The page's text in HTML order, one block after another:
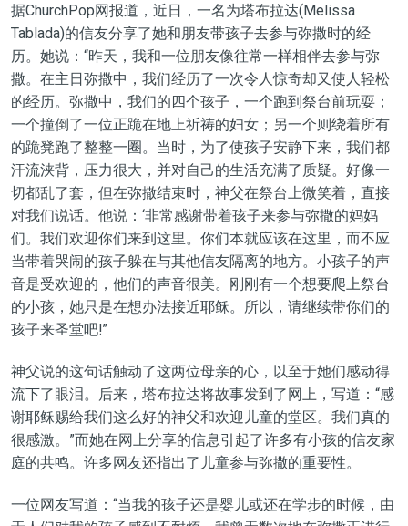
据ChurchPop网报道，近日，一名为塔布拉达(Melissa
Tablada)的信友分享了她和朋友带孩子去参与弥撒时的经
历。她说：“昨天，我和一位朋友像往常一样相伴去参与弥
撒。在主日弥撒中，我们经历了一次令人惊奇却又使人轻松
的经历。弥撒中，我们的四个孩子，一个跑到祭台前玩耍；
一个撞倒了一位正跪在地上祈祷的妇女；另一个则绕着所有
的跪凳跑了整整一圈。当时，为了使孩子安静下来，我们都
汗流浃背，压力很大，并对自己的生活充满了质疑。好像一
切都乱了套，但在弥撒结束时，神父在祭台上微笑着，直接
对我们说话。他说：‘非常感谢带着孩子来参与弥撒的妈妈
们。我们欢迎你们来到这里。你们本就应该在这里，而不应
当带着哭闹的孩子躲在与其他信友隔离的地方。小孩子的声
音是受欢迎的，他们的声音很美。刚刚有一个想要爬上祭台
的小孩，她只是在想办法接近耶稣。所以，请继续带你们的
孩子来圣堂吧!”
神父说的这句话触动了这两位母亲的心，以至于她们感动得
流下了眼泪。后来，塔布拉达将故事发到了网上，写道：“感
谢耶稣赐给我们这么好的神父和欢迎儿童的堂区。我们真的
很感激。”而她在网上分享的信息引起了许多有小孩的信友家
庭的共鸣。许多网友还指出了儿童参与弥撒的重要性。
一位网友写道：“当我的孩子还是婴儿或还在学步的时候，由